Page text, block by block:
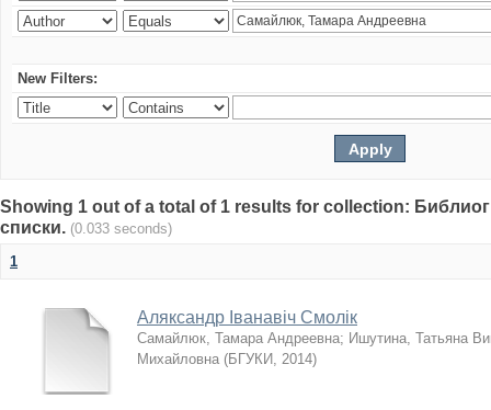
New Filters:
Showing 1 out of a total of 1 results for collection:
списки. (0.033 seconds)
1
Аляксандр Іванавіч Смолік
Самайлюк, Тамара Андреевна; Ишутина, Татьяна
Михайловна (БГУКИ, 2014)